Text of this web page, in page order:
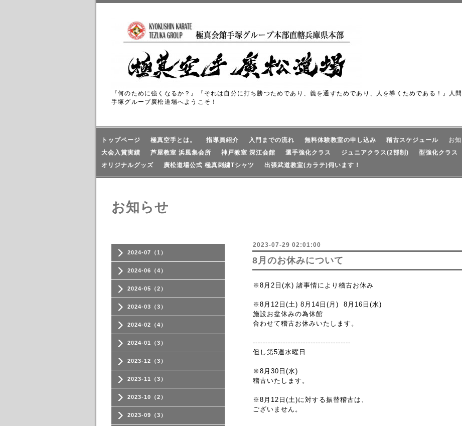
『何のために強くなるか？』『それは自分に打ち勝つためであり、義を通すためであり、人を導くためである！』人
手塚グループ廣松道場へようこそ！
トップページ 極真空手とは。 指導員紹介 入門までの流れ 無料体験教室の申し込み 稽古スケジュール お
大会入賞実績
芦屋教室 浜風集会所 神戸教室 深江会館 選手強化クラス ジュニアクラス(2部制) 型強化クラス
オリジナルグッズ
廣松道場公式 極真刺繍Tシャツ 出張武道教室(カラテ)伺います！
2024-07（1）
2024-06（4）
2024-05（2）
2024-03（3）
2024-02（4）
2024-01（3）
2023-12（3）
2023-11（3）
2023-10（2）
2023-09（3）
お知らせ
2023-07-29 02:01:00
8月のお休みについて
※8月2日(水) 諸事情により稽古お休み
※8月12日(土) 8月14日(月) 8月16日(水)
施設お盆休みの為休館
合わせて稽古お休みいたします。
---------------------------------------
但し第5週水曜日
※8月30日(水)
稽古いたします。
※8月12日(土)に対する振替稽古は、
ございません。